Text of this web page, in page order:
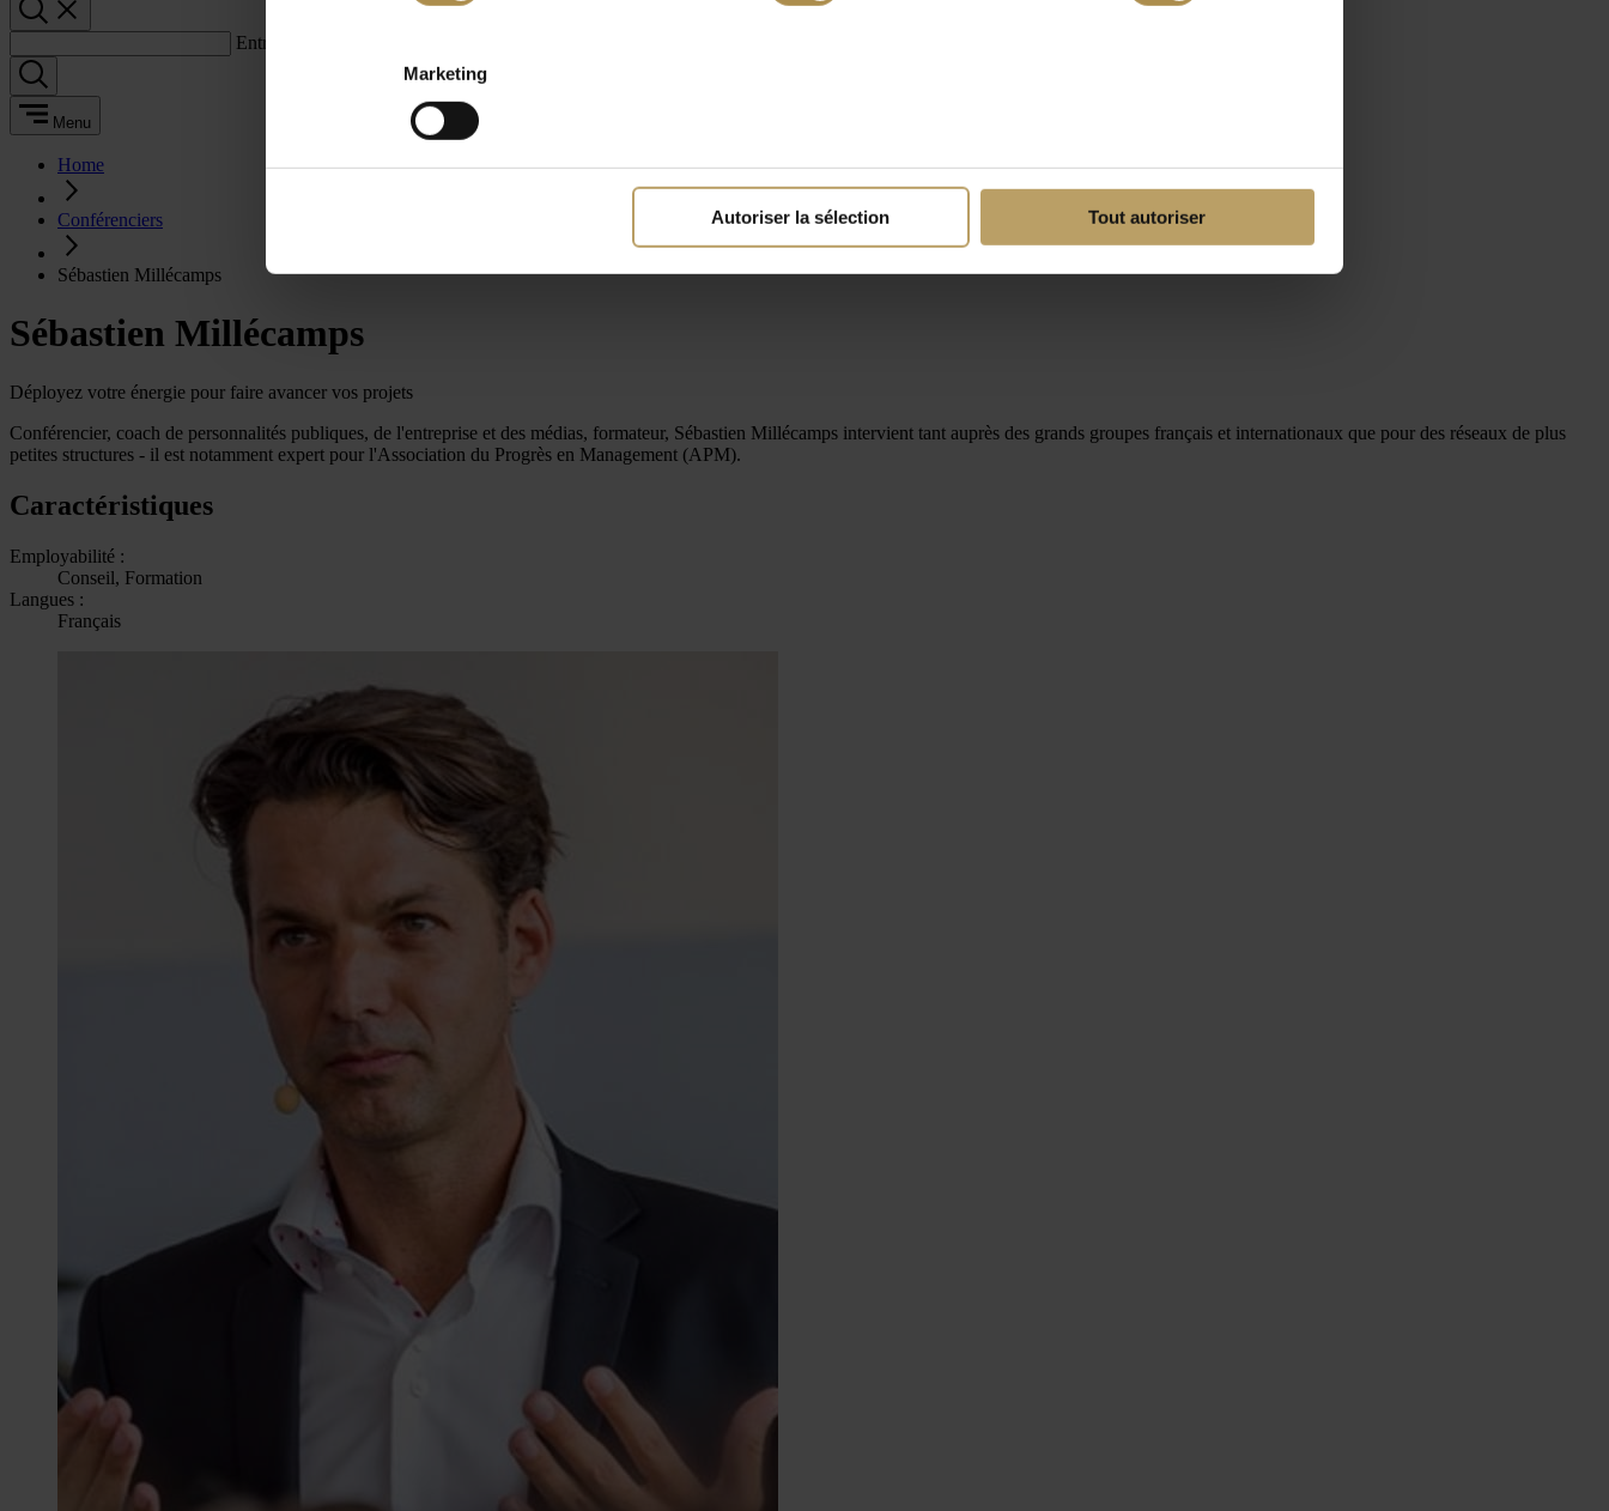
Marketing
Autoriser la sélection Tout autoriser
Entrez un terme de recherche :
Menu
Home
Conférenciers
Sébastien Millécamps
Sébastien Millécamps
Déployez votre énergie pour faire avancer vos projets
Conférencier, coach de personnalités publiques, de l'entreprise et des médias, formateur, Sébastien Millécamps intervient tant auprès des grands groupes français et internationaux que pour des réseaux de plus
petites structures - il est notamment expert pour l'Association du Progrès en Management (APM).
Caractéristiques
Employabilité :
Conseil, Formation
Langues :
Français